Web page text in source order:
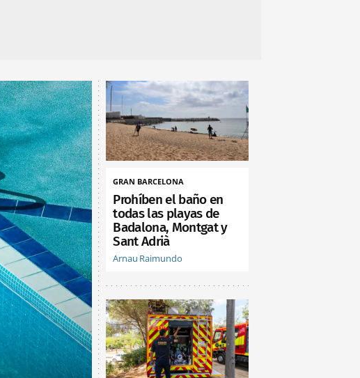
GRAN BARCELONA
Prohíben el baño en
todas las playas de
Badalona, Montgat y
Sant Adrià
Arnau Raimundo